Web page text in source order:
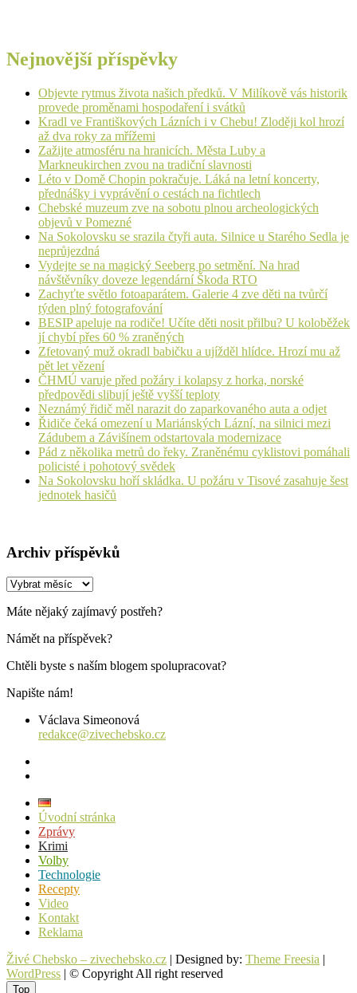
Nejnovější příspěvky
Objevte rytmus života našich předků. V Milíkově vás historik
provede proměnami hospodaření i svátků
Kradl ve Františkových Lázních i v Chebu! Zloději kol hrozí
až dva roky za mřížemi
Zažijte atmosféru na hranicích. Města Luby a
Markneukirchen zvou na tradiční slavnosti
Léto v Domě Chopin pokračuje. Láká na letní koncerty,
přednášky i vyprávění o cestách na fichtlech
Chebské muzeum zve na sobotu plnou archeologických
objevů v Pomezné
Na Sokolovsku se srazila čtyři auta. Silnice u Starého Sedla je
neprůjezdná
Vydejte se na magický Seeberg po setmění. Na hrad
návštěvníky doveze legendární Škoda RTO
Zachyťte světlo fotoaparátem. Galerie 4 zve děti na tvůrčí
týden plný fotografování
BESIP apeluje na rodiče! Učíte děti nosit přilbu? U koloběžek
jí chybí přes 60 % zraněných
Zfetovaný muž okradl babičku a ujížděl hlídce. Hrozí mu až
pět let vězení
ČHMÚ varuje před požáry i kolapsy z horka, norské
předpovědi slibují ještě vyšší teploty
Neznámý řidič měl narazit do zaparkovaného auta a odjet
Řidiče čeká omezení u Mariánských Lázní, na silnici mezi
Zádubem a Závišínem odstartovala modernizace
Pád z několika metrů do řeky. Zraněnému cyklistovi pomáhali
policisté i pohotový svědek
Na Sokolovsku hoří skládka. U požáru v Tisové zasahuje šest
jednotek hasičů
Archiv příspěvků
Archiv
Máte nějaký zajímavý postřeh?
Námět na příspěvek?
Chtěli byste s naším blogem spolupracovat?
Napište nám!
Václava Simeonová
redakce@zivechebsko.cz
Úvodní stránka
Zprávy
Krimi
Volby
Technologie
Recepty
Video
Kontakt
Reklama
Živé Chebsko – zivechebsko.cz | Designed by: Theme Freesia |
WordPress | © Copyright All right reserved
Top